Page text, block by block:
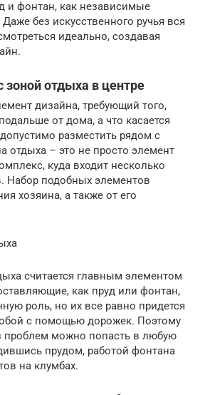
и фонтан, как независимые
без искусственного ручья вся
идеально, создавая
зоной отдыха в центре
дизайна, требующий того,
от дома, а что касается
разместить рядом с
отдыха – это не просто элемент
куда входит несколько
Набор подобных элементов
хозяина, а также от его
считается главным элементом
как пруд или фонтан,
роль, но их все равно придется
с помощью дорожек. Поэтому
проблем можно попасть в любую
прудом, работой фонтана
на клумбах.